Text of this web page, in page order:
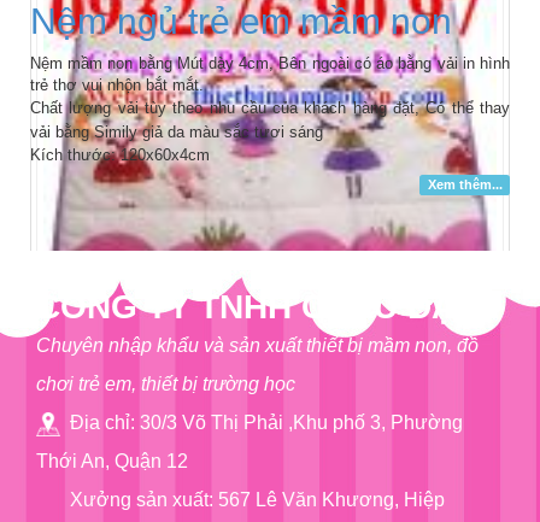
Nệm ngủ trẻ em mầm non
Nệm mầm non bằng Mút dày 4cm, Bên ngoài có áo bằng vải in hình
trẻ thơ vui nhộn bắt mắt.
Chất lượng vải tùy theo nhu cầu của khách hàng đặt,Có thể thay
vải bằng Simily giả da màu sắc tươi sáng
Kích thước: 120x60x4cm
Xem thêm...
CÔNG TY TNHH CHÂU ĐẠI Á
Chuyên nhập khẩu và sản xuất thiết bị mầm non, đồ
chơi trẻ em, thiết bị trường học
Địa chỉ: 30/3 Võ Thị Phải ,Khu phố 3, Phường
Thới An, Quận 12
Xưởng sản xuất: 567 Lê Văn Khương, Hiệp